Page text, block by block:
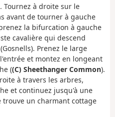
Tournez à droite sur le
avant de tourner à gauche
la bifurcation à gauche
cavalière qui descend
Prenez le large
et montez en longeant
((C) Sheethanger Common).
à travers les arbres,
et continuez jusqu'à une
un charmant cottage